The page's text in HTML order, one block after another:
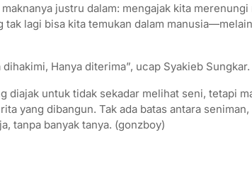
justru dalam: mengajak kita
tak lagi bisa kita temukan dalam
Hanya diterima”, ucap Syakieb Sungkar.
diajak untuk tidak sekadar melihat seni, tetapi
yang dibangun. Tak ada batas antara
tanpa banyak tanya. (gonzboy)